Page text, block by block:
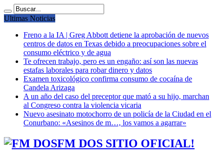
Ultimas Noticias
Freno a la IA | Greg Abbott detiene la aprobación de nuevos
centros de datos en Texas debido a preocupaciones sobre el
consumo eléctrico y de agua
Te ofrecen trabajo, pero es un engaño: así son las nuevas
estafas laborales para robar dinero y datos
Examen toxicológico confirma consumo de cocaína de
Candela Arizaga
A un año del caso del preceptor que mató a su hijo, marchan
al Congreso contra la violencia vicaria
Nuevo asesinato motochorro de un policía de la Ciudad en el
Conurbano: «Asesinos de m…, los vamos a agarrar»
FM DOS SITIO OFICIAL!